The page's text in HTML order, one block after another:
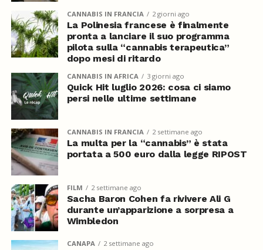
CANNABIS IN FRANCIA 2 giorni ago
La Polinesia francese è finalmente
pronta a lanciare il suo programma
pilota sulla “cannabis terapeutica”
dopo mesi di ritardo
CANNABIS IN AFRICA 3 giorni ago
Quick Hit luglio 2026: cosa ci siamo
persi nelle ultime settimane
CANNABIS IN FRANCIA 2 settimane ago
La multa per la “cannabis” è stata
portata a 500 euro dalla legge RIPOST
FILM 2 settimane ago
Sacha Baron Cohen fa rivivere Ali G
durante un’apparizione a sorpresa a
Wimbledon
CANAPA 2 settimane ago